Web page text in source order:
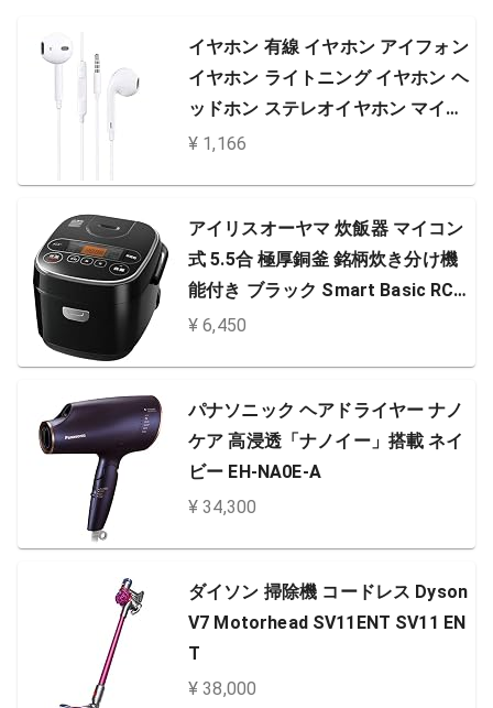
イヤホン 有線 イヤホン アイフォン
イヤホン ライトニング イヤホン ヘ
ッドホン ステレオイヤホン マイク/
リモコン付き 通話可能 多機種対応
¥ 1,166
アイリスオーヤマ 炊飯器 マイコン
式 5.5合 極厚銅釜 銘柄炊き分け機
能付き ブラック Smart Basic RC-
MA50AZ-B
¥ 6,450
パナソニック ヘアドライヤー ナノ
ケア 高浸透「ナノイー」搭載 ネイ
ビー EH-NA0E-A
¥ 34,300
ダイソン 掃除機 コードレス Dyson
V7 Motorhead SV11ENT SV11 EN
T
¥ 38,000